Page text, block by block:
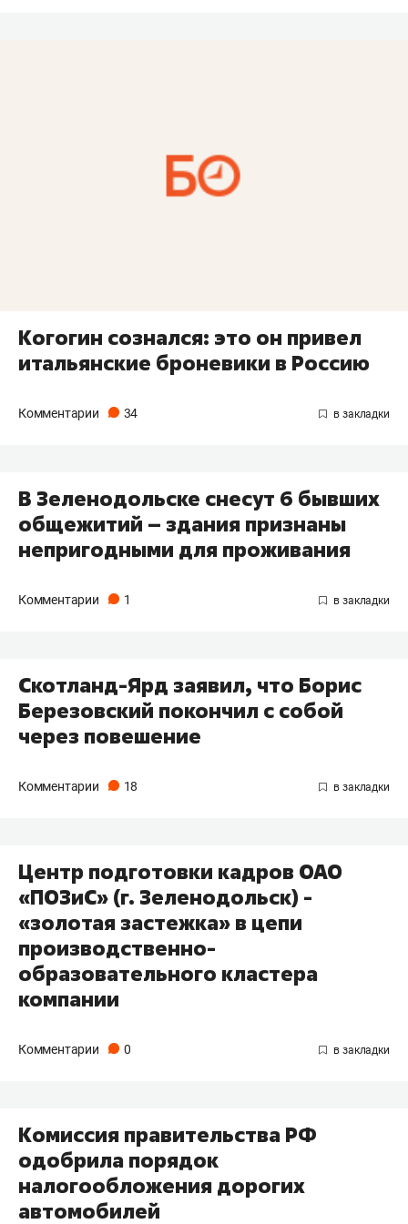
Когогин сознался: это он привел
итальянские броневики в Россию
Комментарии 34
В Зеленодольске снесут 6 бывших
общежитий – здания признаны
непригодными для проживания
Комментарии 1
Скотланд-Ярд заявил, что Борис
Березовский покончил с собой
через повешение
Комментарии 18
Центр подготовки кадров ОАО
«ПОЗиС» (г. Зеленодольск) -
«золотая застежка» в цепи
производственно-
образовательного кластера
компании
Комментарии 0
Комиссия правительства РФ
одобрила порядок
налогообложения дорогих
автомобилей